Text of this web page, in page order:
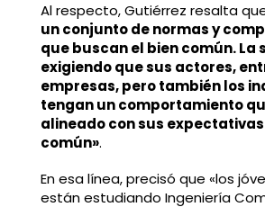
Al respecto, Gutiérrez resalta
un conjunto de normas y
que buscan el bien común. La
exigiendo que sus actores,
empresas, pero también los
tengan un comportamiento
alineado con sus expectativas
común».
En esa línea, precisó que «los
están estudiando Ingeniería